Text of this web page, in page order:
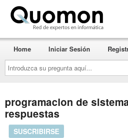
Introduzca
su
pregunta
aquí...
Home Iniciar Sesión
programacion de
respuestas
SUSCRIBIRSE